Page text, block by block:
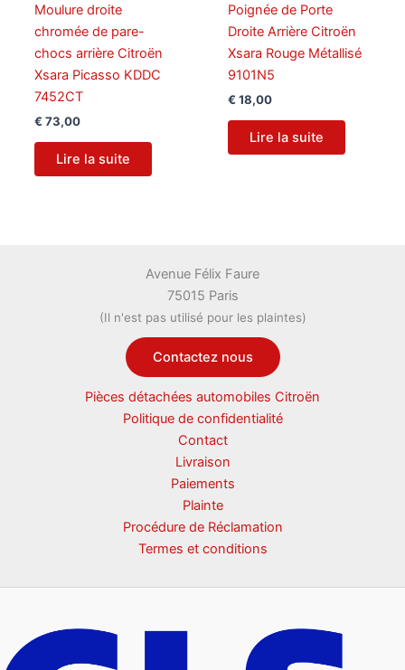
Moulure droite
chromée de pare-
chocs arrière Citroën
Xsara Picasso KDDC
7452CT
€ 73,00
Lire la suite
Poignée de Porte
Droite Arrière Citroën
Xsara Rouge Métallisé
9101N5
€ 18,00
Lire la suite
Avenue Félix Faure
75015 Paris
(Il n'est pas utilisé pour les plaintes)
Contactez nous
Pièces détachées automobiles Citroën
Politique de confidentialité
Contact
Livraison
Paiements
Plainte
Procédure de Réclamation
Termes et conditions